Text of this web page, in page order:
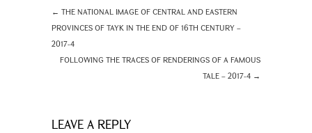
← THE NATIONAL IMAGE OF CENTRAL AND EASTERN
PROVINCES OF TAYK IN THE END OF 16TH CENTURY –
2017-4
FOLLOWING THE TRACES OF RENDERINGS OF A FAMOUS
TALE – 2017-4 →
LEAVE A REPLY